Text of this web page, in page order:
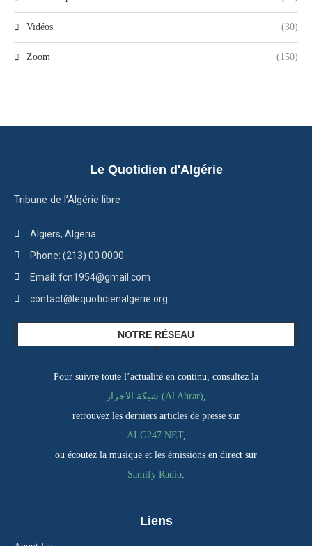
Vidéos (30)
Zoom (150)
Le Quotidien d'Algérie
Tribune de l’Algérie libre
Algiers, Algeria
Phone: (213) 00 0000
Email: fcn1954@gmail.com
contact@lequotidienalgerie.org
NOTRE RÉSEAU
Pour suivre toute l’actualité en continu, consultez la
شبكة الاحرار (Al Ahrar),
retrouvez les derniers articles de presse sur
ALG247.NET,
ou écoutez la musique et les émissions en direct sur
Samify Radio.
Liens